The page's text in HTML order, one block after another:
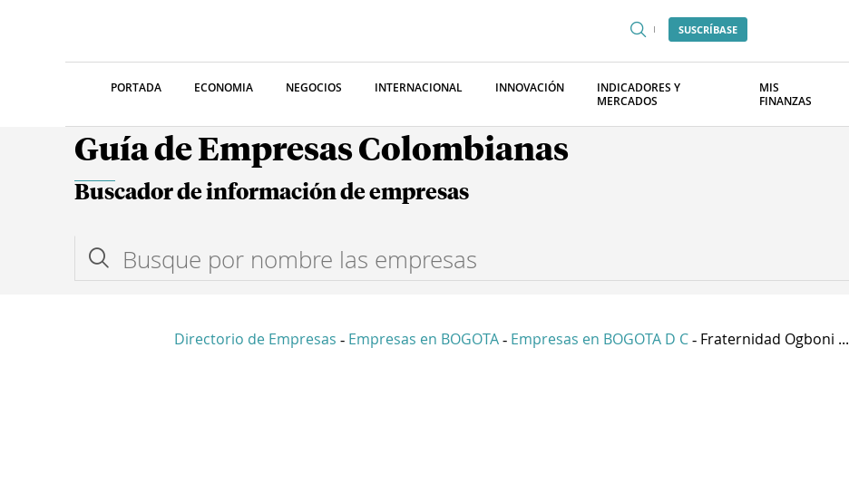
SUSCRÍBASE
PORTADA ECONOMIA NEGOCIOS INTERNACIONAL INNOVACIÓN
INDICADORES Y
MERCADOS
MIS
FINANZAS
Guía de Empresas Colombianas
Buscador de información de empresas
Directorio de Empresas - Empresas en BOGOTA - Empresas en BOGOTA D C - Fraternidad Ogboni ...